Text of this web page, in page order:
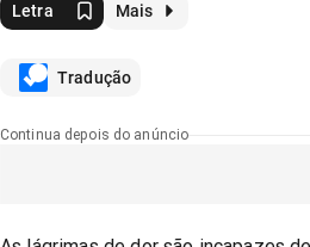
Letra Mais
Tradução
Continua depois do anúncio